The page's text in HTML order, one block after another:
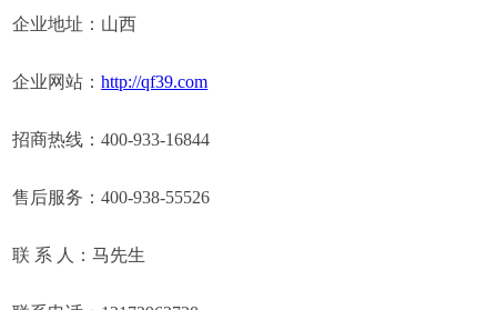
企业地址：山西
企业网站：http://qf39.com
招商热线：400-933-16844
售后服务：400-938-55526
联 系 人：马先生